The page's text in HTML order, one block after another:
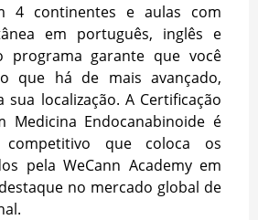
4 continentes e aulas com
em português, inglês e
programa garante que você
que há de mais avançado,
sua localização. A Certificação
Medicina Endocanabinoide é
competitivo que coloca os
pela WeCann Academy em
no mercado global de